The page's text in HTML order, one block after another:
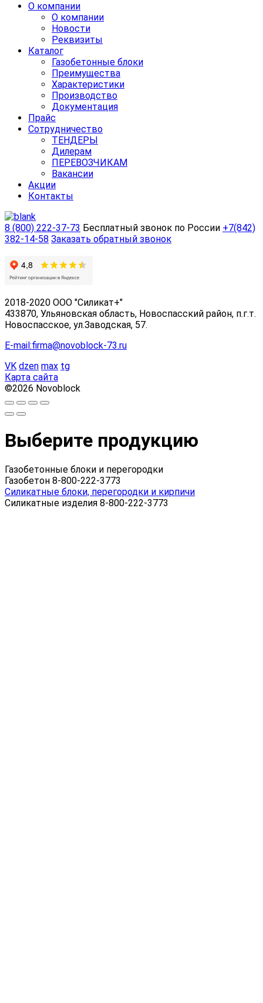
О компании
О компании
Новости
Реквизиты
Каталог
Газобетонные блоки
Преимущества
Характеристики
Производство
Документация
Прайс
Сотрудничество
ТЕНДЕРЫ
Дилерам
ПЕРЕВОЗЧИКАМ
Вакансии
Акции
Контакты
8 (800) 222-37-73 Бесплатный звонок по России +7(842)
382-14-58 Заказать обратный звонок
2018-2020 ООО "Силикат+"
433870, Ульяновская область, Новоспасский район, п.г.т.
Новоспасское, ул.Заводская, 57.
E-mail:firma@novoblock-73.ru
VK dzen max tg
Карта сайта
©2026 Novoblock
Выберите продукцию
Газобетонные блоки и перегородки
Газобетон 8-800-222-3773
Силикатные блоки, перегородки и кирпичи
Силикатные изделия 8-800-222-3773